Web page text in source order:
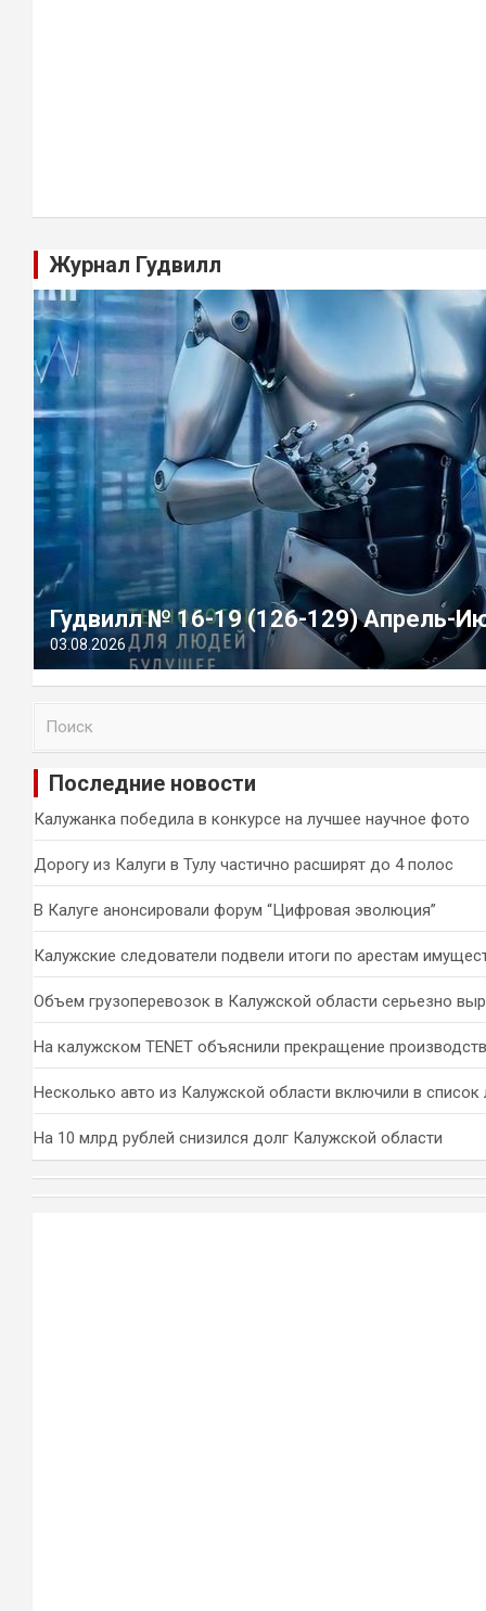
Журнал Гудвилл
Гудвилл № 16-19 (126-129) Апрель-
03.08.2026
и
Последние новости
Калужанка победила в конкурсе на лучшее научное фото
Дорогу из Калуги в Тулу частично расширят до 4 полос
В Калуге анонсировали форум “Цифровая эволюция”
Калужские следователи подвели итоги по арестам
Объем грузоперевозок в Калужской области серьезно
На калужском TENET объяснили прекращение
Несколько авто из Калужской области включили в список
На 10 млрд рублей снизился долг Калужской области